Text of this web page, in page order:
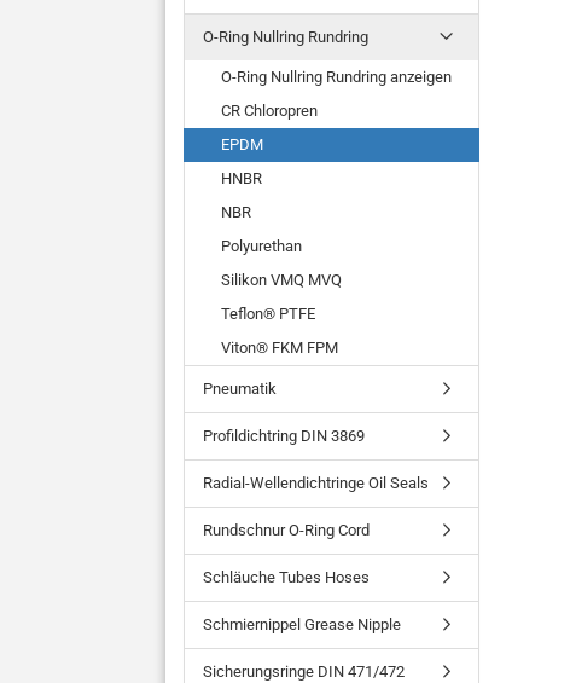
O-Ring Nullring Rundring
O-Ring Nullring Rundring anzeigen
CR Chloropren
EPDM
HNBR
NBR
Polyurethan
Silikon VMQ MVQ
Teflon® PTFE
Viton® FKM FPM
Pneumatik
Profildichtring DIN 3869
Radial-Wellendichtringe Oil Seals
Rundschnur O-Ring Cord
Schläuche Tubes Hoses
Schmiernippel Grease Nipple
Sicherungsringe DIN 471/472